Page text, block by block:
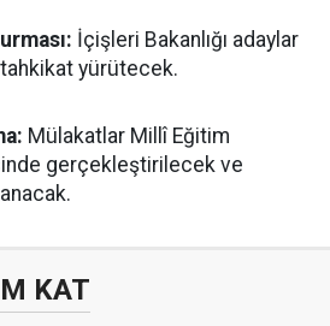
İçişleri Bakanlığı adaylar
yürütecek.
Mülakatlar Millî Eğitim
gerçekleştirilecek ve
KAT